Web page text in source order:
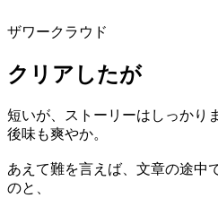
ザワークラウド
クリアしたが
短いが、ストーリーはしっかり
後味も爽やか。
あえて難を言えば、文章の途中
のと、